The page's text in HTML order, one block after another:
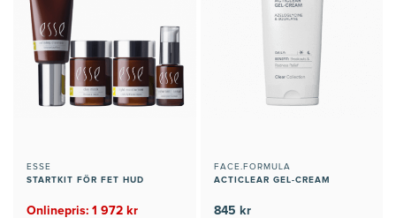
ESSE
STARTKIT FÖR FET HUD
Onlinepris: 1 972 kr
FACE.FORMULA
ACTICLEAR GEL-CREAM
845 kr